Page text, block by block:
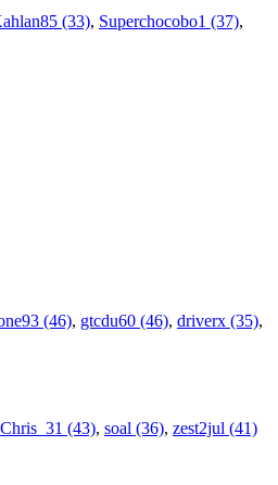
(33), Superchocobo1 (37),
(46), gtcdu60 (46), driverx (35),
Chris_31 (43), soal (36), zest2jul (41)